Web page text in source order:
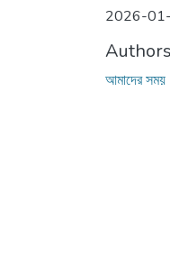
2026-
Authors
আমাদের সময়